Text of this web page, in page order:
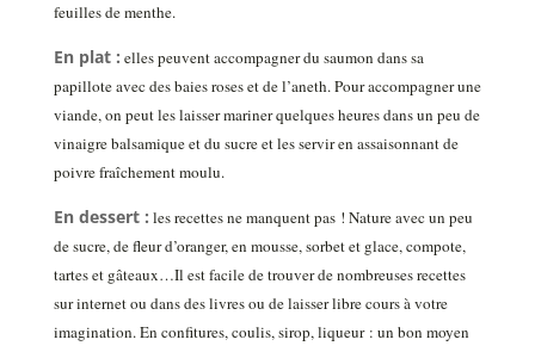
feuilles de menthe.
En plat : elles peuvent accompagner du saumon dans sa
papillote avec des baies roses et de l’aneth. Pour accompagner une
viande, on peut les laisser mariner quelques heures dans un peu de
vinaigre balsamique et du sucre et les servir en assaisonnant de
poivre fraîchement moulu.
En dessert : les recettes ne manquent pas ! Nature avec un peu
de sucre, de fleur d’oranger, en mousse, sorbet et glace, compote,
tartes et gâteaux…Il est facile de trouver de nombreuses recettes
sur internet ou dans des livres ou de laisser libre cours à votre
imagination. En confitures, coulis, sirop, liqueur : un bon moyen